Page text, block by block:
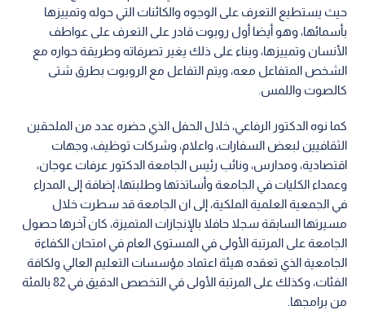
حيث يستطيع التعرف على الوجوه والكائنات التي حوله وتمييزها
بأسمائها، وهو أيضا أول روبوت قادر على التعرف على عواطف
الأنسان وتمييزها، وبناء على ذلك يغير تصرفاته وطريقة حواره مع
الشخص المتفاعل معه، ويتم التفاعل مع الروبوت بطرق شتى
كالصوت واللمس.
كما نوه الدكتور الرفاعي، خلال الحفل الذي حضره عدد من الملحقين
الثقافيين لبعض السفارات، واعلام، وشركات توظيف، وجهات
اقتصادية، ومدارس، ونائب رئيس الجامعة الدكتور عرفات عوجان،
وعمداء الكليات في الجامعة وأساتذتها وطلبتها، إضافة إلى المدراء
في الجمعية العلمية الملكية، إلى ان الجامعة قد سطرت خلال
مسيرتها السابقة سجلا حافلا بالإنجازات المتميزة، كان آخرها حصول
الجامعة على المرتبة الأولى في المستوى العام في امتحان الكفاءة
الجامعية الذي تعقده هيئة اعتماد مؤسسات التعليم العالي ولكافة
الفئات، وكذلك على المرتبة الأولى في التخصص الدقيق في 82 بالمئة
من برامجها.